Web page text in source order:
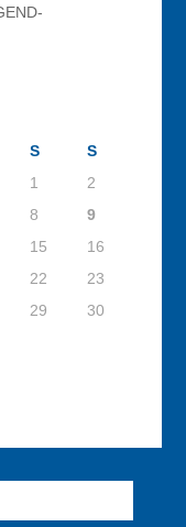
S
S
1
2
8
9
15
16
22
23
29
30